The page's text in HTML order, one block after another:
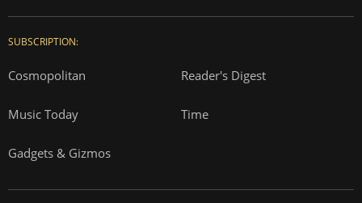
SUBSCRIPTION:
Cosmopolitan Reader's Digest
Music Today Time
Gadgets & Gizmos